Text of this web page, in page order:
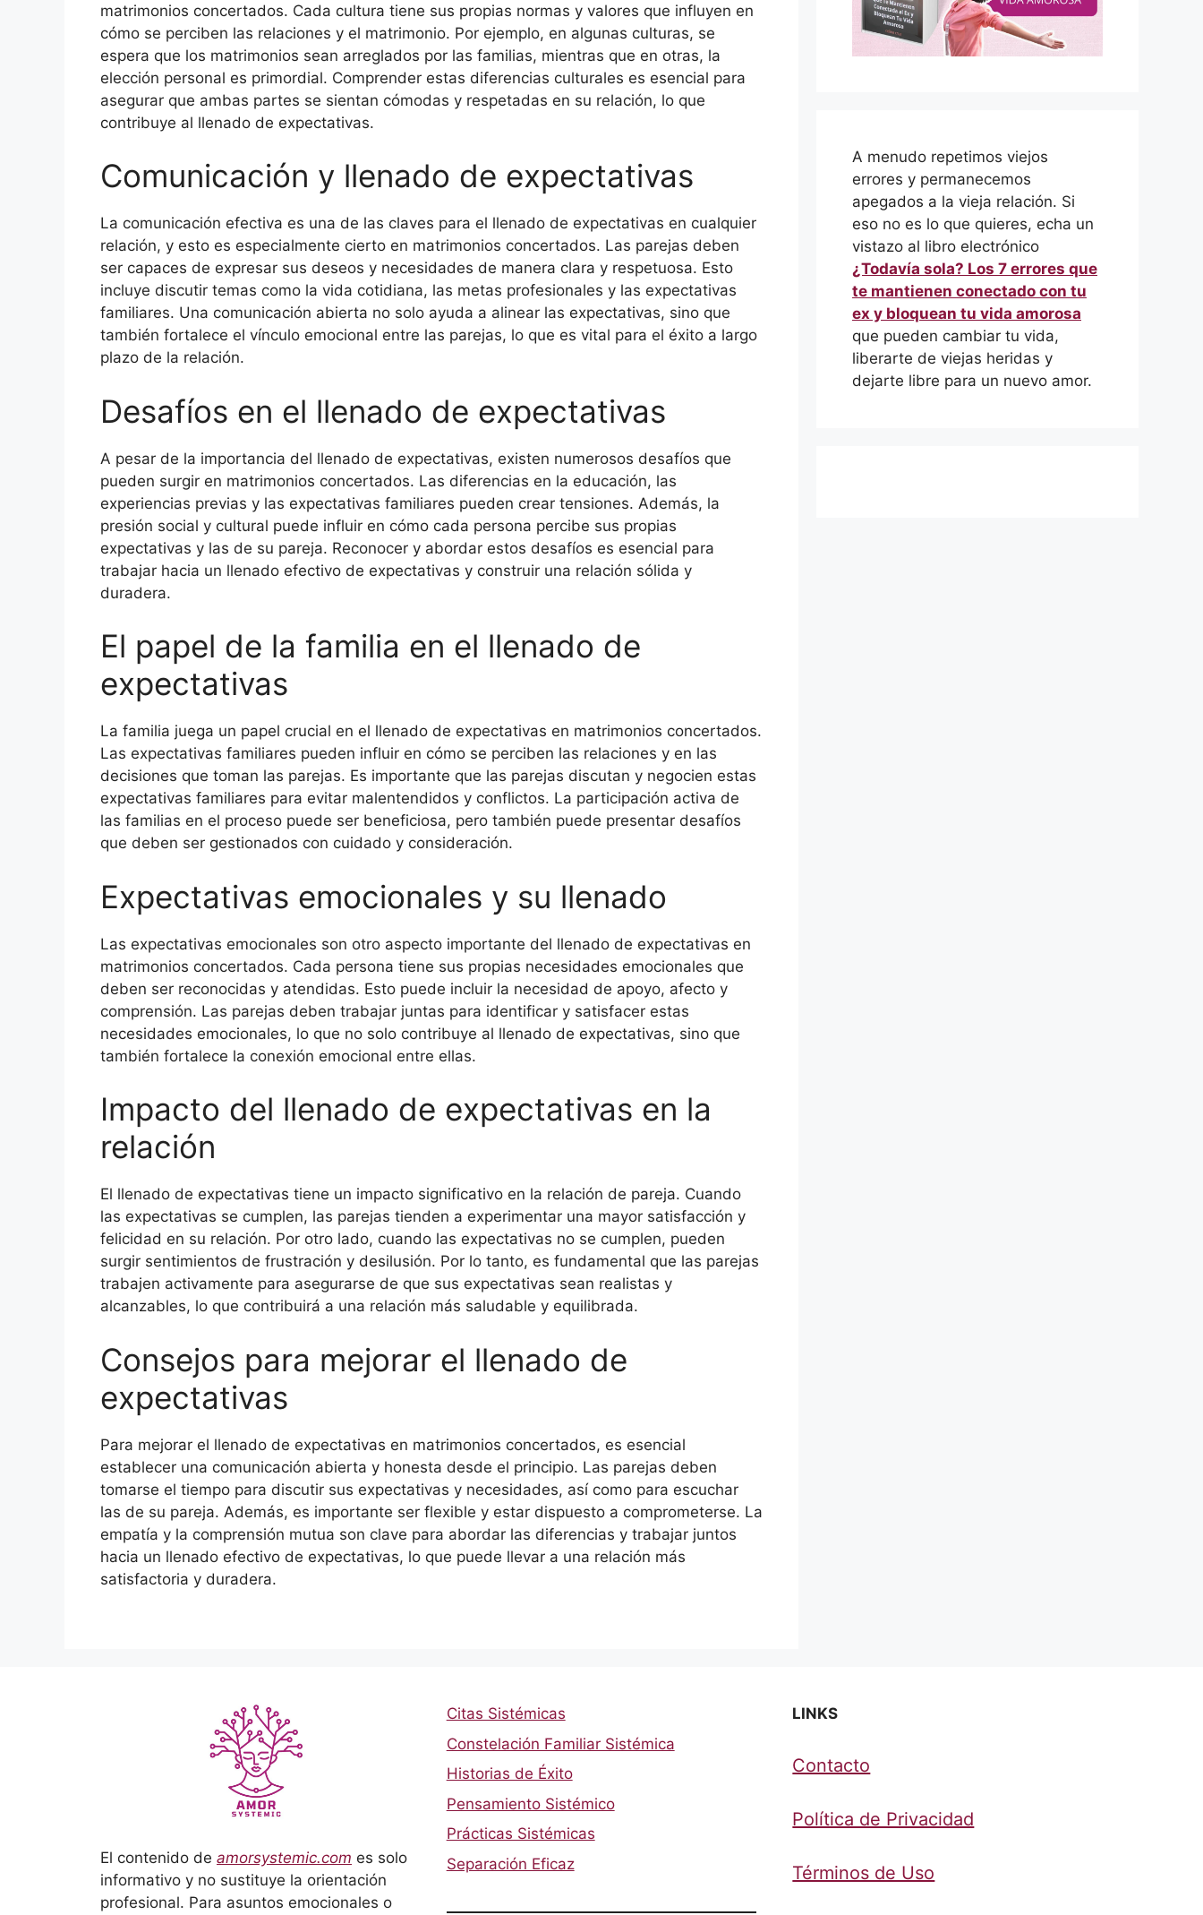
matrimonios concertados. Cada cultura tiene sus propias normas y valores que influyen en
cómo se perciben las relaciones y el matrimonio. Por ejemplo, en algunas culturas, se
espera que los matrimonios sean arreglados por las familias, mientras que en otras, la
elección personal es primordial. Comprender estas diferencias culturales es esencial para
asegurar que ambas partes se sientan cómodas y respetadas en su relación, lo que
contribuye al llenado de expectativas.
Comunicación y llenado de expectativas
La comunicación efectiva es una de las claves para el llenado de expectativas en cualquier
relación, y esto es especialmente cierto en matrimonios concertados. Las parejas deben
ser capaces de expresar sus deseos y necesidades de manera clara y respetuosa. Esto
incluye discutir temas como la vida cotidiana, las metas profesionales y las expectativas
familiares. Una comunicación abierta no solo ayuda a alinear las expectativas, sino que
también fortalece el vínculo emocional entre las parejas, lo que es vital para el éxito a largo
plazo de la relación.
Desafíos en el llenado de expectativas
A pesar de la importancia del llenado de expectativas, existen numerosos desafíos que
pueden surgir en matrimonios concertados. Las diferencias en la educación, las
experiencias previas y las expectativas familiares pueden crear tensiones. Además, la
presión social y cultural puede influir en cómo cada persona percibe sus propias
expectativas y las de su pareja. Reconocer y abordar estos desafíos es esencial para
trabajar hacia un llenado efectivo de expectativas y construir una relación sólida y
duradera.
El papel de la familia en el llenado de
expectativas
La familia juega un papel crucial en el llenado de expectativas en matrimonios concertados.
Las expectativas familiares pueden influir en cómo se perciben las relaciones y en las
decisiones que toman las parejas. Es importante que las parejas discutan y negocien estas
expectativas familiares para evitar malentendidos y conflictos. La participación activa de
las familias en el proceso puede ser beneficiosa, pero también puede presentar desafíos
que deben ser gestionados con cuidado y consideración.
Expectativas emocionales y su llenado
Las expectativas emocionales son otro aspecto importante del llenado de expectativas en
matrimonios concertados. Cada persona tiene sus propias necesidades emocionales que
deben ser reconocidas y atendidas. Esto puede incluir la necesidad de apoyo, afecto y
comprensión. Las parejas deben trabajar juntas para identificar y satisfacer estas
necesidades emocionales, lo que no solo contribuye al llenado de expectativas, sino que
también fortalece la conexión emocional entre ellas.
Impacto del llenado de expectativas en la
relación
El llenado de expectativas tiene un impacto significativo en la relación de pareja. Cuando
las expectativas se cumplen, las parejas tienden a experimentar una mayor satisfacción y
felicidad en su relación. Por otro lado, cuando las expectativas no se cumplen, pueden
surgir sentimientos de frustración y desilusión. Por lo tanto, es fundamental que las parejas
trabajen activamente para asegurarse de que sus expectativas sean realistas y
alcanzables, lo que contribuirá a una relación más saludable y equilibrada.
Consejos para mejorar el llenado de
expectativas
Para mejorar el llenado de expectativas en matrimonios concertados, es esencial
establecer una comunicación abierta y honesta desde el principio. Las parejas deben
tomarse el tiempo para discutir sus expectativas y necesidades, así como para escuchar
las de su pareja. Además, es importante ser flexible y estar dispuesto a comprometerse. La
empatía y la comprensión mutua son clave para abordar las diferencias y trabajar juntos
hacia un llenado efectivo de expectativas, lo que puede llevar a una relación más
satisfactoria y duradera.
A menudo repetimos viejos
errores y permanecemos
apegados a la vieja relación. Si
eso no es lo que quieres, echa un
vistazo al libro electrónico
¿Todavía sola? Los 7 errores que
te mantienen conectado con tu
ex y bloquean tu vida amorosa
que pueden cambiar tu vida,
liberarte de viejas heridas y
dejarte libre para un nuevo amor.
El contenido de amorsystemic.com es solo
informativo y no sustituye la orientación
profesional. Para asuntos emocionales o
Citas Sistémicas
Constelación Familiar Sistémica
Historias de Éxito
Pensamiento Sistémico
Prácticas Sistémicas
Separación Eficaz
LINKS
Contacto
Política de Privacidad
Términos de Uso